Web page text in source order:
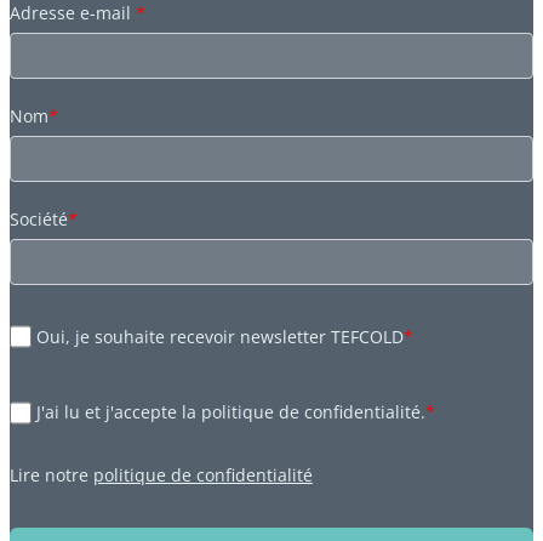
Adresse e-mail *
Nom*
Société*
Oui, je souhaite recevoir newsletter TEFCOLD*
J'ai lu et j'accepte la politique de confidentialité.*
Lire notre politique de confidentialité